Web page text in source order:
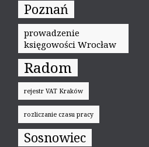
Poznań
prowadzenie
księgowości Wrocław
Radom
rejestr VAT Kraków
rozliczanie czasu pracy
Sosnowiec